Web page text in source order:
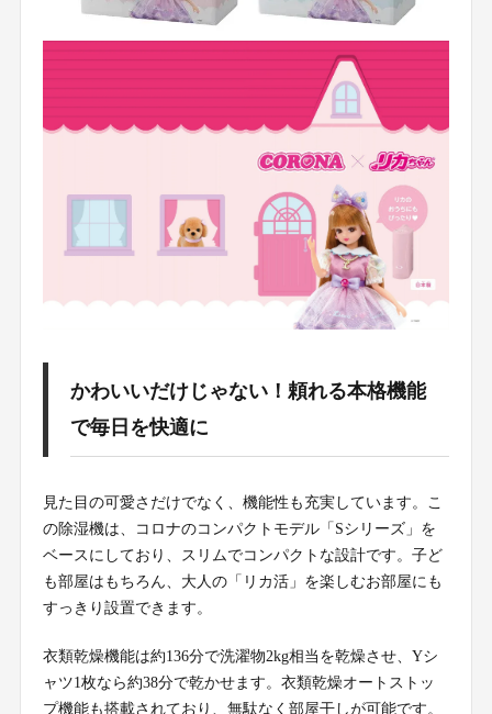
かわいいだけじゃない！頼れる本格機能
で毎日を快適に
見た目の可愛さだけでなく、機能性も充実しています。こ
の除湿機は、コロナのコンパクトモデル「Sシリーズ」を
ベースにしており、スリムでコンパクトな設計です。子ど
も部屋はもちろん、大人の「リカ活」を楽しむお部屋にも
すっきり設置できます。
衣類乾燥機能は約136分で洗濯物2kg相当を乾燥させ、Yシ
ャツ1枚なら約38分で乾かせます。衣類乾燥オートストッ
プ機能も搭載されており、無駄なく部屋干しが可能です。